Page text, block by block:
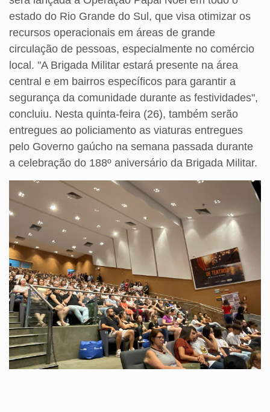
estado do Rio Grande do Sul, que visa otimizar os
recursos operacionais em áreas de grande
circulação de pessoas, especialmente no comércio
local. "A Brigada Militar estará presente na área
central e em bairros específicos para garantir a
segurança da comunidade durante as festividades",
concluiu. Nesta quinta-feira (26), também serão
entregues ao policiamento as viaturas entregues
pelo Governo gaúcho na semana passada durante
a celebração do 188º aniversário da Brigada Militar.